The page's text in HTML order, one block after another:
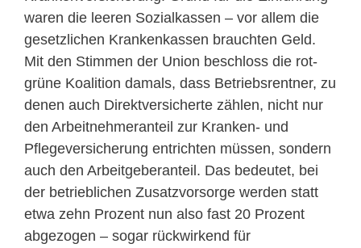
waren die leeren Sozialkassen – vor allem die
gesetzlichen Krankenkassen brauchten Geld.
Mit den Stimmen der Union beschloss die rot-
grüne Koalition damals, dass Betriebsrentner, zu
denen auch Direktversicherte zählen, nicht nur
den Arbeitnehmeranteil zur Kranken- und
Pflegeversicherung entrichten müssen, sondern
auch den Arbeitgeberanteil. Das bedeutet, bei
der betrieblichen Zusatzvorsorge werden statt
etwa zehn Prozent nun also fast 20 Prozent
abgezogen – sogar rückwirkend für